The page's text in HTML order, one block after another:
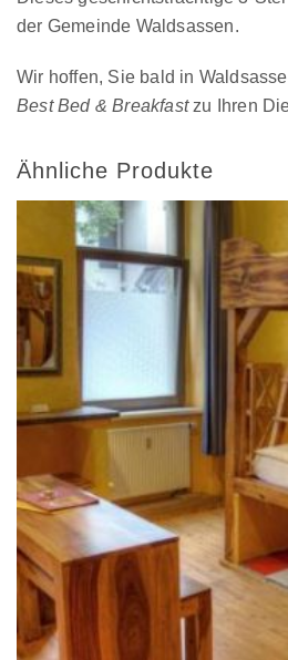
der Gemeinde Waldsassen.
Wir hoffen, Sie bald in
Best Bed & Breakfastzu Ihren
Ähnliche Produkte